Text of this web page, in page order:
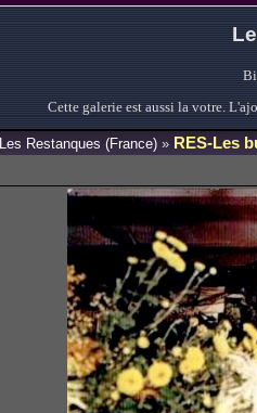
Cette galerie est aussi la votre.
Les Restanques (France) » RES-Les